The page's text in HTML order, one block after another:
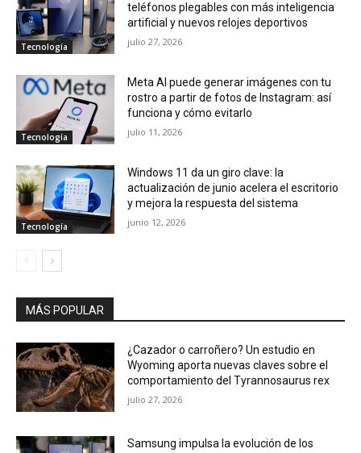
Tecnología
teléfonos plegables con más inteligencia
artificial y nuevos relojes deportivos
julio 27, 2026
Tecnología
Meta AI puede generar imágenes con tu
rostro a partir de fotos de Instagram: así
funciona y cómo evitarlo
julio 11, 2026
Tecnología
Windows 11 da un giro clave: la
actualización de junio acelera el escritorio
y mejora la respuesta del sistema
junio 12, 2026
MÁS POPULAR
¿Cazador o carroñero? Un estudio en
Wyoming aporta nuevas claves sobre el
comportamiento del Tyrannosaurus rex
julio 27, 2026
Samsung impulsa la evolución de los